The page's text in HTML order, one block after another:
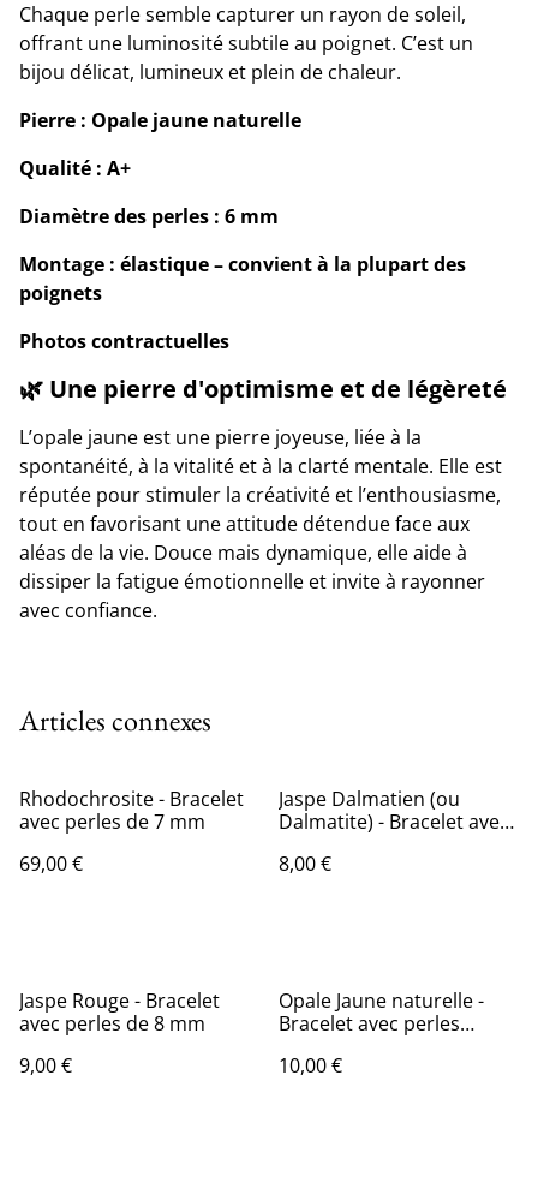
Chaque perle semble capturer un rayon de soleil,
offrant une luminosité subtile au poignet. C’est un
bijou délicat, lumineux et plein de chaleur.
Pierre : Opale jaune naturelle
Qualité : A+
Diamètre des perles : 6 mm
Montage : élastique – convient à la plupart des
poignets
Photos contractuelles
🌿 Une pierre d'optimisme et de légèreté
L’opale jaune est une pierre joyeuse, liée à la
spontanéité, à la vitalité et à la clarté mentale. Elle est
réputée pour stimuler la créativité et l’enthousiasme,
tout en favorisant une attitude détendue face aux
aléas de la vie. Douce mais dynamique, elle aide à
dissiper la fatigue émotionnelle et invite à rayonner
avec confiance.
Articles connexes
Rhodochrosite - Bracelet
avec perles de 7 mm
69,00 €
Jaspe Dalmatien (ou
Dalmatite) - Bracelet avec
8,00 €
Jaspe Rouge - Bracelet
avec perles de 8 mm
9,00 €
Opale Jaune naturelle -
Bracelet avec perles
10,00 €